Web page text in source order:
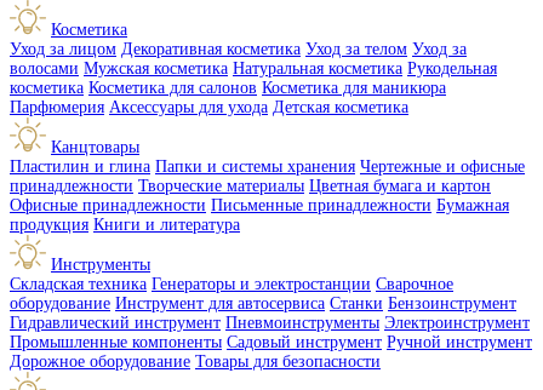
Косметика
Уход за лицом Декоративная косметика Уход за телом Уход за
волосами Мужская косметика Натуральная косметика Рукодельная
косметика Косметика для салонов Косметика для маникюра
Парфюмерия Аксессуары для ухода Детская косметика
Канцтовары
Пластилин и глина Папки и системы хранения Чертежные и офисные
принадлежности Творческие материалы Цветная бумага и картон
Офисные принадлежности Письменные принадлежности Бумажная
продукция Книги и литература
Инструменты
Складская техника Генераторы и электростанции Сварочное
оборудование Инструмент для автосервиса Станки Бензоинструмент
Гидравлический инструмент Пневмоинструменты Электроинструмент
Промышленные компоненты Садовый инструмент Ручной инструмент
Дорожное оборудование Товары для безопасности